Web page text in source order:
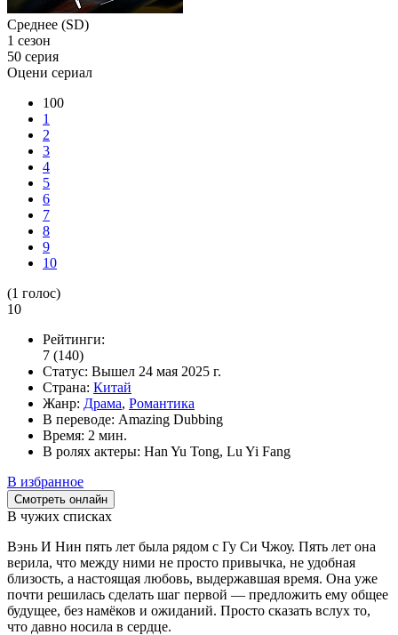
Среднее (SD)
1 сезон
50 серия
Оцени сериал
100
1
2
3
4
5
6
7
8
9
10
(1 голос)
10
Рейтинги:
7 (140)
Статус: Вышел 24 мая 2025 г.
Страна: Китай
Жанр: Драма, Романтика
В переводе: Amazing Dubbing
Время: 2 мин.
В ролях актеры: Han Yu Tong, Lu Yi Fang
В избранное
Смотреть онлайн
В чужих списках
Вэнь И Нин пять лет была рядом с Гу Си Чжоу. Пять лет она
верила, что между ними не просто привычка, не удобная
близость, а настоящая любовь, выдержавшая время. Она уже
почти решилась сделать шаг первой — предложить ему общее
будущее, без намёков и ожиданий. Просто сказать вслух то,
что давно носила в сердце.